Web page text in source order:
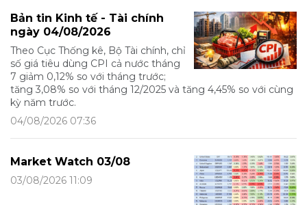
Bản tin Kinh tế - Tài chính
ngày 04/08/2026
Theo Cục Thống kê, Bộ Tài chính, chỉ
số giá tiêu dùng CPI cả nước tháng
7 giảm 0,12% so với tháng trước;
tăng 3,08% so với tháng 12/2025 và tăng 4,45% so với cùng
kỳ năm trước.
04/08/2026 07:36
Market Watch 03/08
03/08/2026 11:09